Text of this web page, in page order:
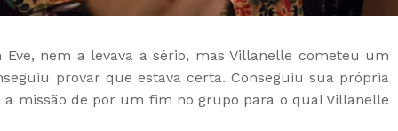
Eve, nem a levava a sério, mas Villanelle cometeu um
provar que estava certa. Conseguiu sua própria
a missão de por um fim no grupo para o qual Villanelle